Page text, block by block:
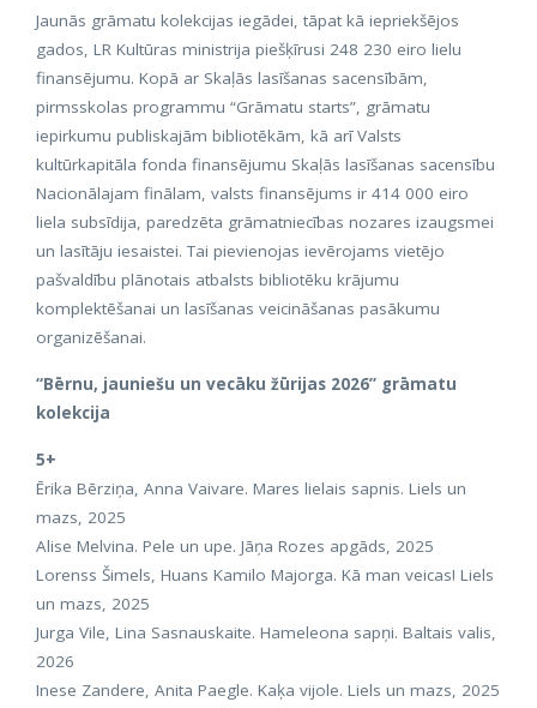
Jaunās grāmatu kolekcijas iegādei, tāpat kā iepriekšējos
gados, LR Kultūras ministrija piešķīrusi 248 230 eiro lielu
finansējumu. Kopā ar Skaļās lasīšanas sacensībām,
pirmsskolas programmu “Grāmatu starts”, grāmatu
iepirkumu publiskajām bibliotēkām, kā arī Valsts
kultūrkapitāla fonda finansējumu Skaļās lasīšanas sacensību
Nacionālajam finālam, valsts finansējums ir 414 000 eiro
liela subsīdija, paredzēta grāmatniecības nozares izaugsmei
un lasītāju iesaistei. Tai pievienojas ievērojams vietējo
pašvaldību plānotais atbalsts bibliotēku krājumu
komplektēšanai un lasīšanas veicināšanas pasākumu
organizēšanai.
“Bērnu, jauniešu un vecāku žūrijas 2026” grāmatu
kolekcija
5+
Ērika Bērziņa, Anna Vaivare. Mares lielais sapnis. Liels un
mazs, 2025
Alise Melvina. Pele un upe. Jāņa Rozes apgāds, 2025
Lorenss Šimels, Huans Kamilo Majorga. Kā man veicas! Liels
un mazs, 2025
Jurga Vile, Lina Sasnauskaite. Hameleona sapņi. Baltais valis,
2026
Inese Zandere, Anita Paegle. Kaķa vijole. Liels un mazs, 2025